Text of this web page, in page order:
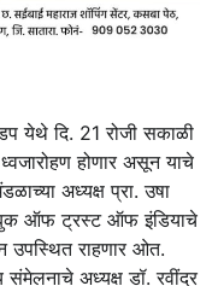
येथे दि. 21 रोजी सकाळी
होणार असून याचे
अध्यक्ष प्रा. उषा
बुक ऑफ ट्रस्ट ऑफ इंडियाचे
उपस्थित राहणार ओत.
संमेलनाचे अध्यक्ष डॉ. रवींद्र